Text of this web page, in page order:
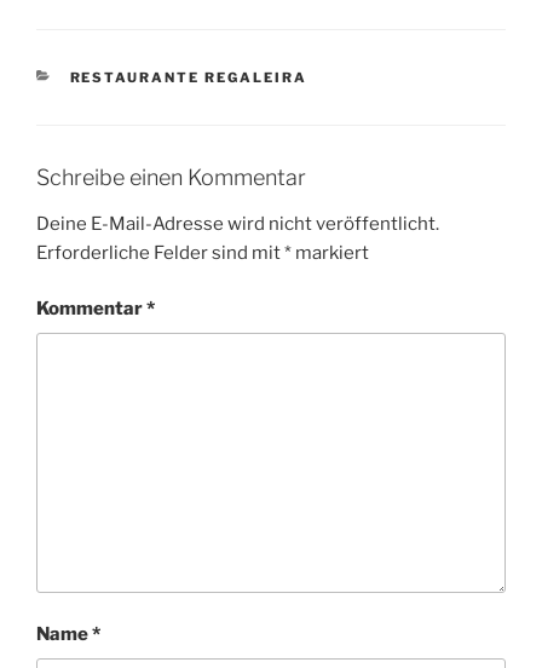
KATEGORIEN
RESTAURANTE REGALEIRA
Schreibe einen Kommentar
Deine E-Mail-Adresse wird nicht veröffentlicht.
Erforderliche Felder sind mit* markiert
Kommentar*
Name*